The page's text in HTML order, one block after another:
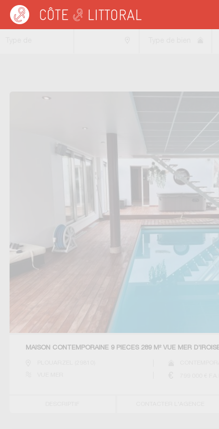
Côte & Littoral > immobilier vue mer>Villas vue mer
MAISON CONTEMPORAINE 9 PIECES 289 M² VUE MER